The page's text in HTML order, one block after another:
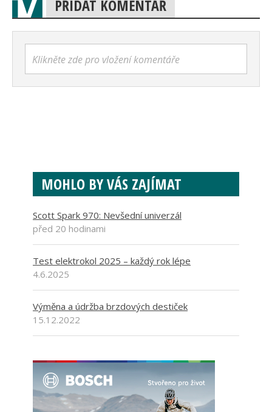
PŘIDAT KOMENTÁŘ
Klikněte zde pro vložení komentáře
MOHLO BY VÁS ZAJÍMAT
Scott Spark 970: Nevšední univerzál
před 20 hodinami
Test elektrokol 2025 – každý rok lépe
4.6.2025
Výměna a údržba brzdových destiček
15.12.2022